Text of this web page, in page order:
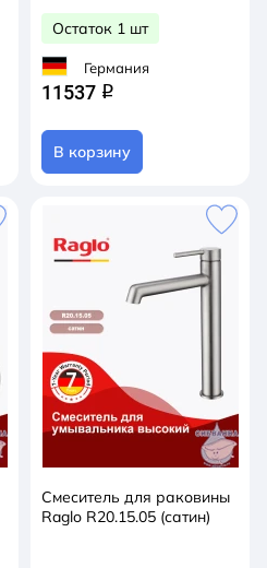
Остаток 1 шт
Германия
11537 q
В корзину
Смеситель для раковины
Raglo R20.15.05 (сатин)